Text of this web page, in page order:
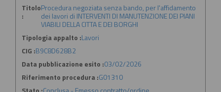
Titolo
:
Procedura negoziata senza bando, per l'affidamento
dei lavori di INTERVENTI DI MANUTENZIONE DEI PIANI
VIABILI DELLA CITTA E DEI BORGHI
Tipologia appalto :Lavori
CIG :B9C8D628B2
Data pubblicazione esito :03/02/2026
Riferimento procedura :G01310